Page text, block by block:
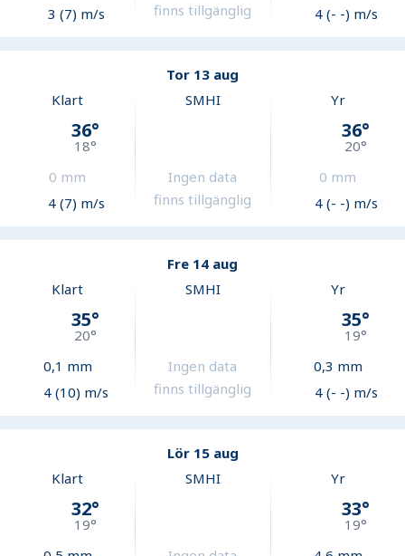
3 (7) m/s
finns tillgänglig
4 (- -) m/s
Tor 13 aug
Klart
36°
18°
0 mm
4 (7) m/s
SMHI
Ingen data
finns tillgänglig
Yr
36°
20°
0 mm
4 (- -) m/s
Fre 14 aug
Klart
35°
20°
0,1 mm
4 (10) m/s
SMHI
Ingen data
finns tillgänglig
Yr
35°
19°
0,3 mm
4 (- -) m/s
Lör 15 aug
Klart
32°
19°
SMHI Yr
33°
19°